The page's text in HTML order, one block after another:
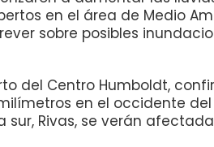
en el área de Medio
sobre posibles
del Centro Humboldt,
en el occidente del
sur, Rivas, se verán